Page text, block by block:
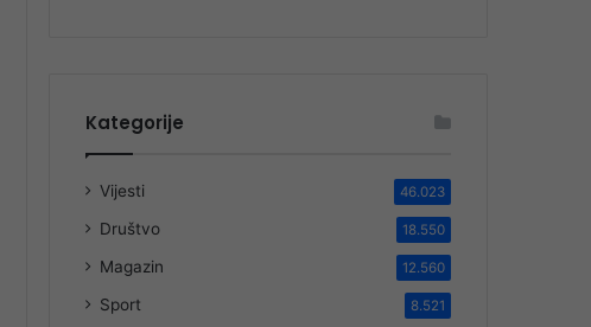
Kategorije
Vijesti 46.023
Društvo 18.550
Magazin 12.560
Sport 8.521